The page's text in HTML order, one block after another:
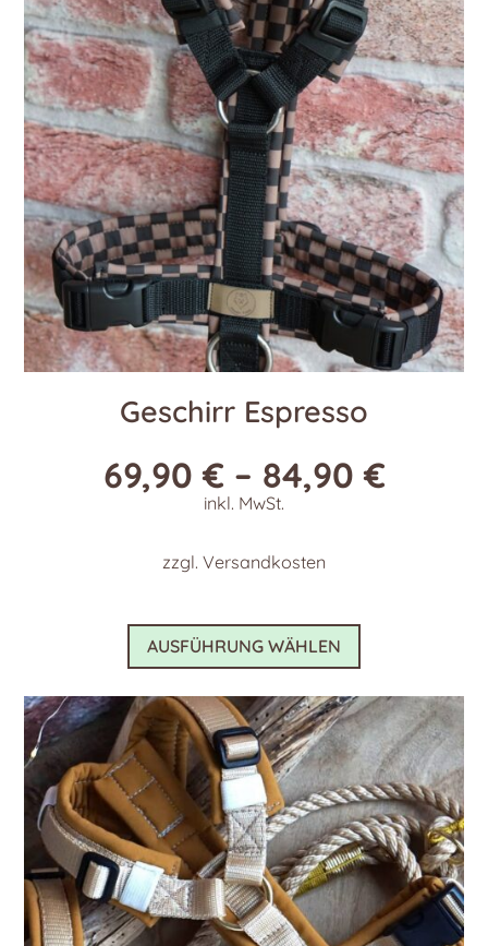
Geschirr Espresso
69,90€ – 84,90€
inkl. MwSt.
zzgl. Versandkosten
AUSFÜHRUNG WÄHLEN
Dieses
weist
mehrere
Varianten
auf.
Die
Optionen
können
auf
der
Produktseite